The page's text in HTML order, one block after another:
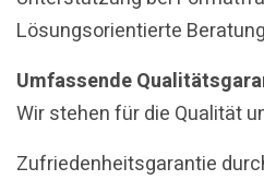
Lösungsorientierte Beratung
Umfassende
Wir stehen für die Qualität
Zufriedenheitsgarantie